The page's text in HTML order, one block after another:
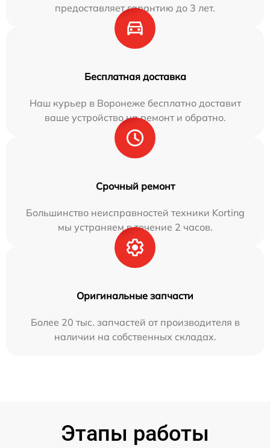
предоставляет гарантию до 3 лет.
Бесплатная доставка
Наш курьер в Воронеже бесплатно доставит
ваше устройство на ремонт и обратно.
Срочный ремонт
Большинство неисправностей техники Korting
мы устраняем в течение 2 часов.
Оригинальные запчасти
Более 20 тыс. запчастей от производителя в
наличии на собственных складах.
Этапы работы